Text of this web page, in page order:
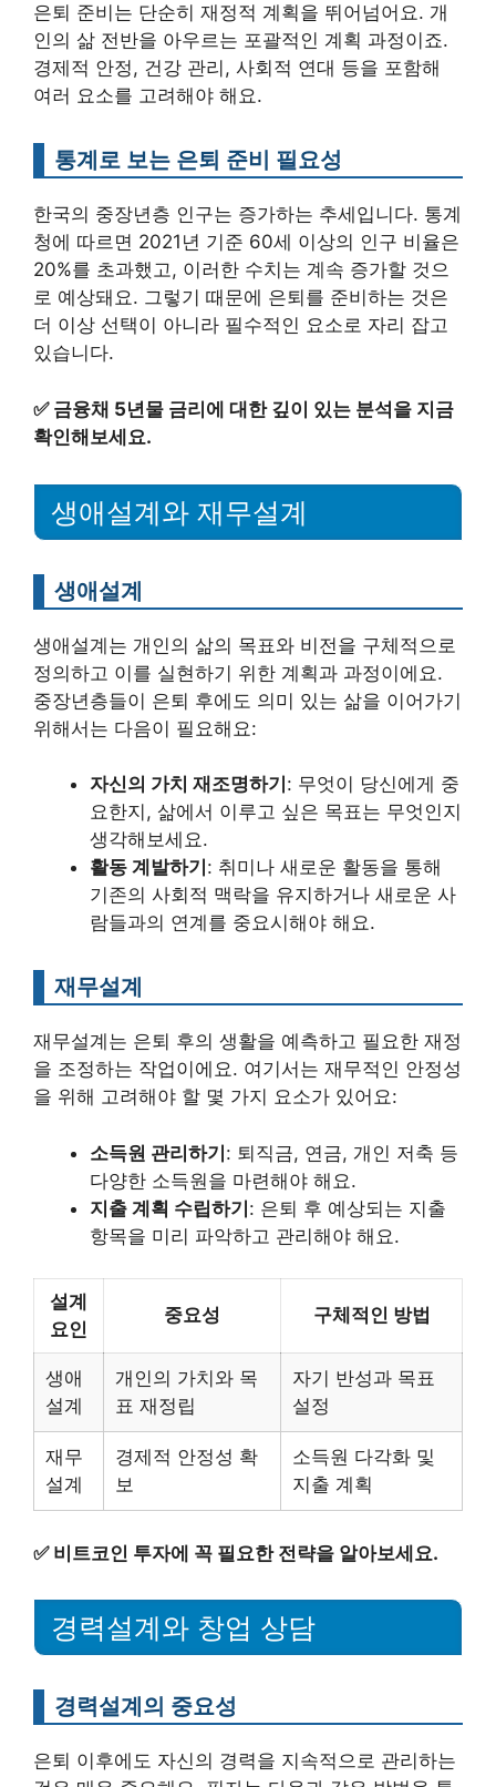
은퇴 준비는 단순히 재정적 계획을 뛰어넘어요. 개
인의 삶 전반을 아우르는 포괄적인 계획 과정이죠.
경제적 안정, 건강 관리, 사회적 연대 등을 포함해
여러 요소를 고려해야 해요.
통계로 보는 은퇴 준비 필요성
한국의 중장년층 인구는 증가하는 추세입니다. 통계
청에 따르면 2021년 기준 60세 이상의 인구 비율은
20%를 초과했고, 이러한 수치는 계속 증가할 것으
로 예상돼요. 그렇기 때문에 은퇴를 준비하는 것은
더 이상 선택이 아니라 필수적인 요소로 자리 잡고
있습니다.
✅ 금융채 5년물 금리에 대한 깊이 있는 분석을 지금
확인해보세요.
생애설계와 재무설계
생애설계
생애설계는 개인의 삶의 목표와 비전을 구체적으로
정의하고 이를 실현하기 위한 계획과 과정이에요.
중장년층들이 은퇴 후에도 의미 있는 삶을 이어가기
위해서는 다음이 필요해요:
자신의 가치 재조명하기 : 무엇이 당신에게 중
요한지, 삶에서 이루고 싶은 목표는 무엇인지
생각해보세요.
활동 계발하기 : 취미나 새로운 활동을 통해
기존의 사회적 맥락을 유지하거나 새로운 사
람들과의 연계를 중요시해야 해요.
재무설계
재무설계는 은퇴 후의 생활을 예측하고 필요한 재정
을 조정하는 작업이에요. 여기서는 재무적인 안정성
을 위해 고려해야 할 몇 가지 요소가 있어요:
소득원 관리하기: 퇴직금, 연금, 개인 저축 등
다양한 소득원을 마련해야 해요.
지출 계획 수립하기: 은퇴 후 예상되는 지출
항목을 미리 파악하고 관리해야 해요.
설계
요인
중요성 구체적인 방법
생애
설계
개인의 가치와 목
표 재정립
자기 반성과 목표
설정
재무
설계
경제적 안정성 확
보
소득원 다각화 및
지출 계획
✅ 비트코인 투자에 꼭 필요한 전략을 알아보세요.
경력설계와 창업 상담
경력설계의 중요성
은퇴 이후에도 자신의 경력을 지속적으로 관리하는